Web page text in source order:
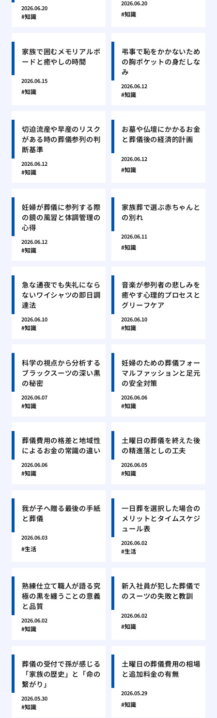
2026.06.20
知識
2026.06.20
知識
家族で囲むメモリアルボ
ードと癒やしの時間
2026.06.15
知識
弔事で恥をかかないため
の胸ポケットの身だしな
み
2026.06.12
知識
切迫流産や早産のリスク
がある時の葬儀参列の判
断基準
2026.06.12
知識
お墓や仏壇にかかるお金
と葬儀後の経済的計画
2026.06.12
知識
妊婦が葬儀に参列する際
の鏡の風習と体調管理の
心得
2026.06.12
知識
家族葬で選ぶ赤ちゃんと
の別れ
2026.06.11
知識
急な通夜でも失礼になら
ないワイシャツの即日調
達法
2026.06.10
知識
音楽が参列者の悲しみを
癒やす心理的プロセスと
グリーフケア
2026.06.10
知識
科学の視点から分析する
ブラックスーツの深い黒
の秘密
2026.06.07
知識
妊婦のための葬儀フォー
マルファッションと足元
の安全対策
2026.06.06
知識
葬儀費用の格差と地域性
によるお金の常識の違い
2026.06.06
知識
土曜日の葬儀を終えた後
の精進落としの工夫
2026.06.05
知識
我が子へ贈る最後の手紙
と葬儀
2026.06.03
生活
一日葬を選択した場合の
メリットとタイムスケジ
ュール表
2026.06.02
生活
熟練仕立て職人が語る究
極の黒を纏うことの意義
と品質
2026.06.02
知識
新入社員が犯した葬儀で
のスーツの失敗と教訓
2026.06.02
知識
葬儀の受付で孫が感じる
「家族の歴史」と「命の
繋がり」
2026.05.30
知識
土曜日の葬儀費用の相場
と追加料金の有無
2026.05.29
知識